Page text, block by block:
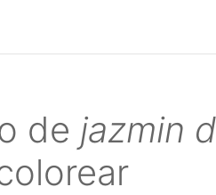
de jazmin